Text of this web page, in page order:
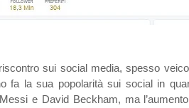
sui social media, spesso
fa la sua popolarità sui social in
e David Beckham, ma